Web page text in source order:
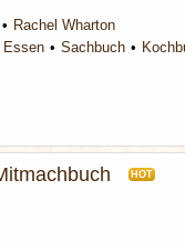
Rachel Wharton
Essen Sachbuch
HOT